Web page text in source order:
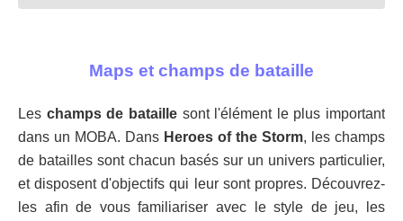
Maps et champs de bataille
Les champs de bataillesont l'élément le plus important
dans un MOBA. Dans Heroes of the Storm, les champs
de batailles sont chacun basés sur un univers particulier,
et disposent d'objectifs qui leur sont propres. Découvrez-
les afin de vous familiariser avec le style de jeu, les